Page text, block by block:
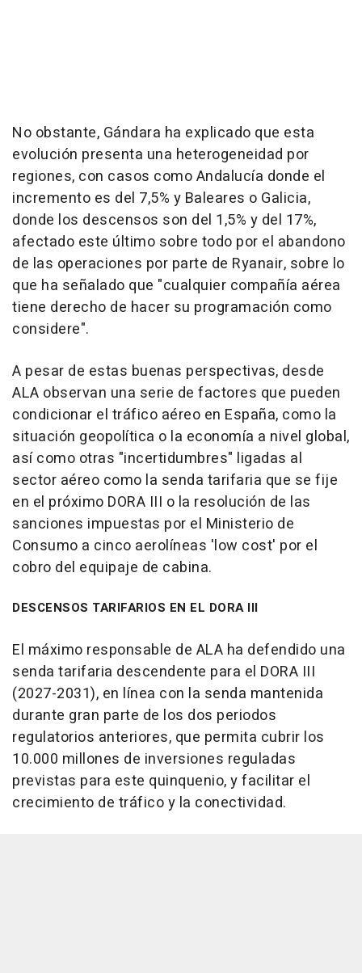
No obstante, Gándara ha explicado que esta
evolución presenta una heterogeneidad por
regiones, con casos como Andalucía donde el
incremento es del 7,5% y Baleares o Galicia,
donde los descensos son del 1,5% y del 17%,
afectado este último sobre todo por el abandono
de las operaciones por parte de Ryanair, sobre lo
que ha señalado que "cualquier compañía aérea
tiene derecho de hacer su programación como
considere".
A pesar de estas buenas perspectivas, desde
ALA observan una serie de factores que pueden
condicionar el tráfico aéreo en España, como la
situación geopolítica o la economía a nivel global,
así como otras "incertidumbres" ligadas al
sector aéreo como la senda tarifaria que se fije
en el próximo DORA III o la resolución de las
sanciones impuestas por el Ministerio de
Consumo a cinco aerolíneas 'low cost' por el
cobro del equipaje de cabina.
DESCENSOS TARIFARIOS EN EL DORA III
El máximo responsable de ALA ha defendido una
senda tarifaria descendente para el DORA III
(2027-2031), en línea con la senda mantenida
durante gran parte de los dos periodos
regulatorios anteriores, que permita cubrir los
10.000 millones de inversiones reguladas
previstas para este quinquenio, y facilitar el
crecimiento de tráfico y la conectividad.